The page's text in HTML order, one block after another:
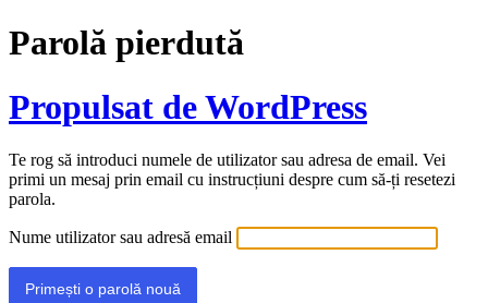
Parolă pierdută
Propulsat de WordPress
Te rog să introduci numele de utilizator sau adresa de email. Vei
primi un mesaj prin email cu instrucțiuni despre cum să-ți resetezi
parola.
Nume utilizator sau adresă email